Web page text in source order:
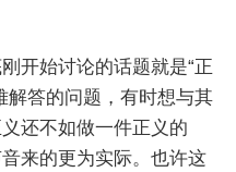
开始讨论的话题就是“正
解答的问题，有时想与其
还不如做一件正义的
来的更为实际。也许这